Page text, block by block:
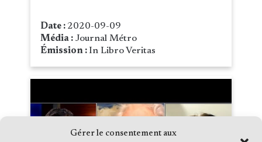
Gérer le consentement aux
Date : 2020-09-09
Média : Journal Métro
Émission :In Libro Veritas